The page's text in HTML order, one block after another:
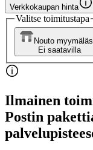
Verkkokaupan hinta
Valitse toimitustapa
Nouto
Ei saatavilla
Ilmainen
Postin